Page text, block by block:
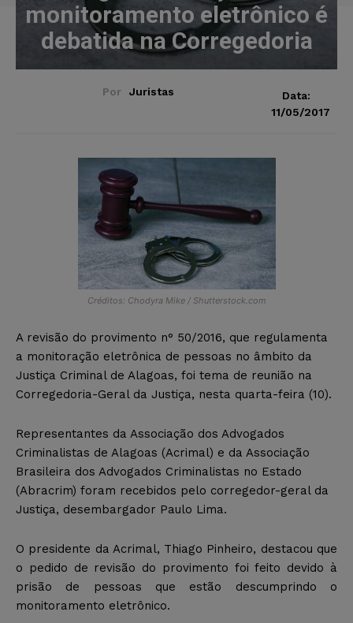
monitoramento eletrônico é
debatida na Corregedoria
Por Juristas
Data:
11/05/2017
Créditos: Chodyra Mike / Shutterstock.com
A revisão do provimento n° 50/2016, que regulamenta
a monitoração eletrônica de pessoas no âmbito da
Justiça Criminal de Alagoas, foi tema de reunião na
Corregedoria-Geral da Justiça, nesta quarta-feira (10).
Representantes da Associação dos Advogados
Criminalistas de Alagoas (Acrimal) e da Associação
Brasileira dos Advogados Criminalistas no Estado
(Abracrim) foram recebidos pelo corregedor-geral da
Justiça, desembargador Paulo Lima.
O presidente da Acrimal, Thiago Pinheiro, destacou que
o pedido de revisão do provimento foi feito devido à
prisão de pessoas que estão descumprindo o
monitoramento eletrônico.